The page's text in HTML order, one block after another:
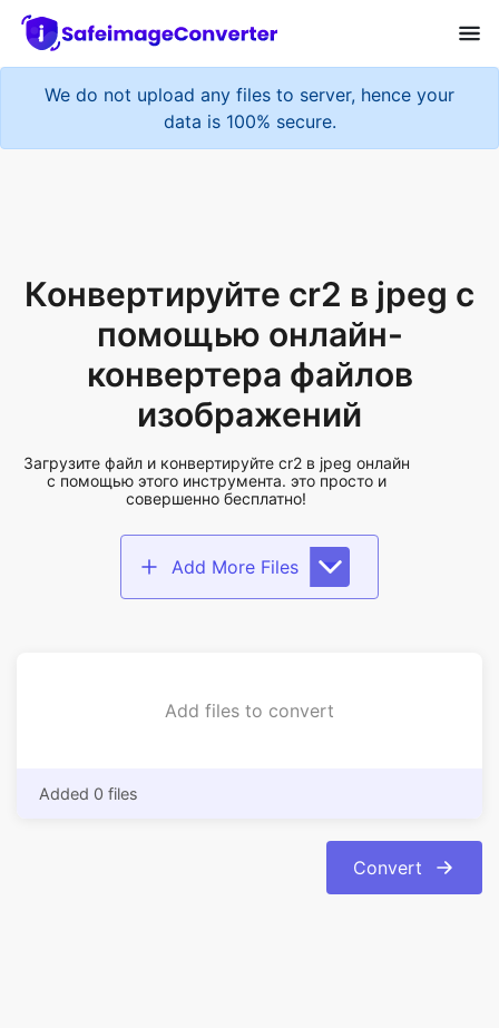
We do not upload any files to server, hence your
data is 100% secure.
конвертера файлов
изображений
Загрузите файл и конвертируйте cr2 в jpeg онлайн
с помощью этого инструмента. это просто и
совершенно бесплатно!
Add More Files